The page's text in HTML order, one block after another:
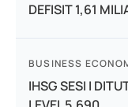
DEFISIT 1,61
BUSINESS
IHSG SESI I